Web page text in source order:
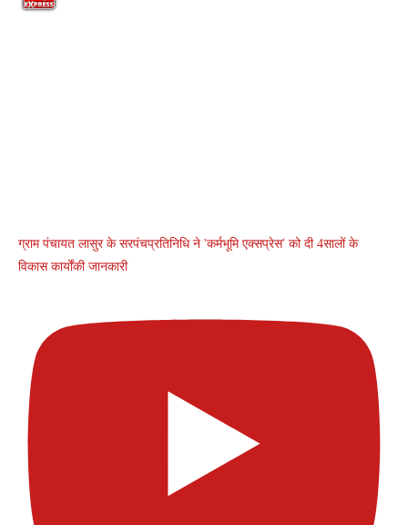
ग्राम पंचायत लासुर के सरपंचप्रतिनिधि ने 'कर्मभूमि एक्सप्रेस' को दी 4सालों के
विकास कार्योंकी जानकारी